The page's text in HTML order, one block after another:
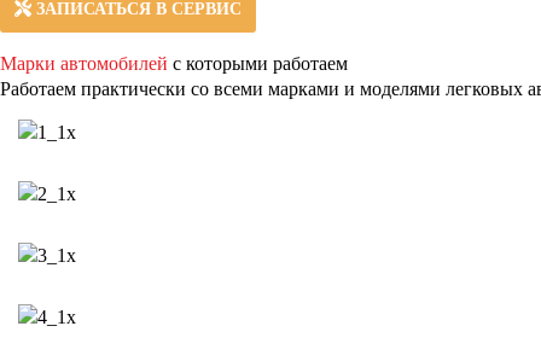
ЗАПИСАТЬСЯ В СЕРВИС
Марки автомобилей с которыми работаем
Работаем практически со всеми марками и моделями легковых